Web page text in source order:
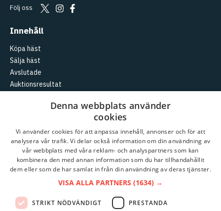
Följ oss
Innehåll
Köpa häst
Sälja häst
Avslutade
Auktionsresultat
Skapa konto
Travera
Kundtjänst
Auktionsvillkor
Denna webbplats använder
cookies
Vi använder cookies för att anpassa innehåll, annonser och för att
analysera vår trafik. Vi delar också information om din användning av
vår webbplats med våra reklam- och analyspartners som kan
kombinera den med annan information som du har tillhandahållit
dem eller som de har samlat in från din användning av deras tjänster.
VISA ALLA PARTNERS (1634) →
STRIKT NÖDVÄNDIGT PRESTANDA